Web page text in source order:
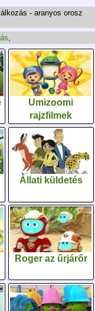
- aranyos orosz
,
Umizoomi
rajzfilmek
Állati küldetés
Roger az űrjárőr